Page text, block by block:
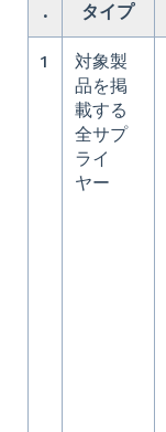
.
タイプ
1
対象製
品を掲
載する
全サプ
ライ
ヤー